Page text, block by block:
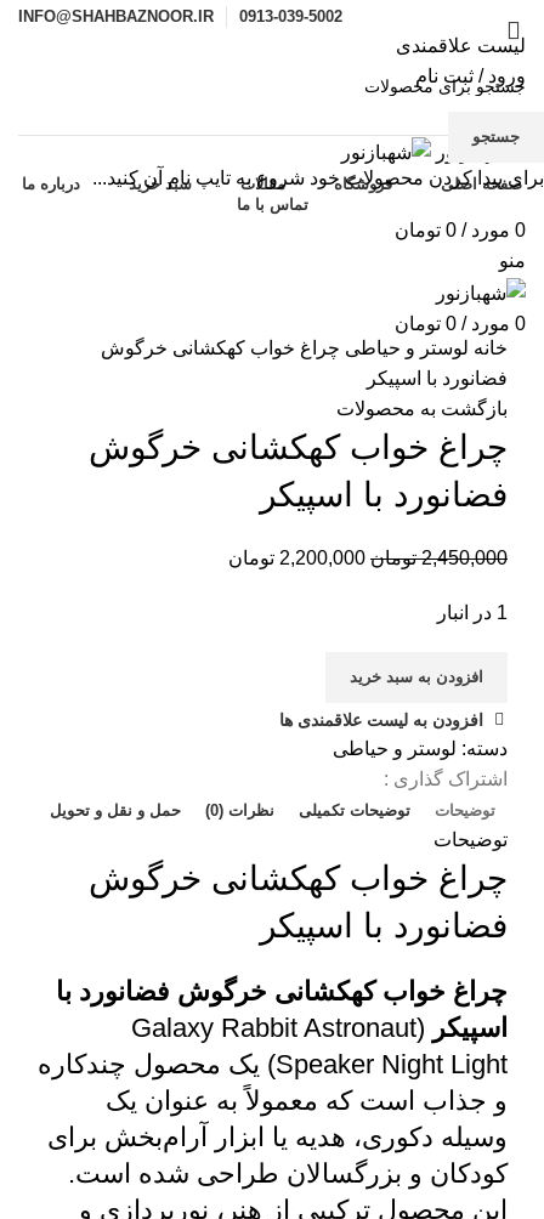
0913-039-5002
INFO@SHAHBAZNOOR.IR
لیست علاقمندی
ورود / ثبت نام
صفحه اصلی فروشگاه مقالات سبد خرید
درباره ما
تماس با ما
0 مورد /
0 تومان
منو
0 مورد /
0 تومان
برای بزرگنمایی کلیک کنید
خانه لوستر و حیاطی چراغ خواب کهکشانی خرگوش
فضانورد با اسپیکر
بازگشت به محصولات
چراغ خواب کهکشانی خرگوش
فضانورد با اسپیکر
2,450,000 تومان قیمت
2,200,000 تومان
1 در انبار
افزودن به سبد خرید
افزودن به لیست علاقمندی ها
دسته: لوستر و حیاطی
اشتراک گذاری :
توضیحات توضیحات تکمیلی نظرات (0) حمل و نقل و تحویل
توضیحات
چراغ خواب کهکشانی خرگوش
فضانورد با اسپیکر
چراغ خواب کهکشانی خرگوش فضانورد با
اسپیکر
(Galaxy Rabbit Astronaut
Speaker Night Light) یک محصول چندکاره
و جذاب است که معمولاً به عنوان یک
وسیله دکوری، هدیه یا ابزار آرام‌بخش برای
کودکان و بزرگسالان طراحی شده است.
این محصول ترکیبی از هنر، نورپردازی و
جستجو
برای پیدا کردن محصولات خود شروع به تایپ نام آن کنید...